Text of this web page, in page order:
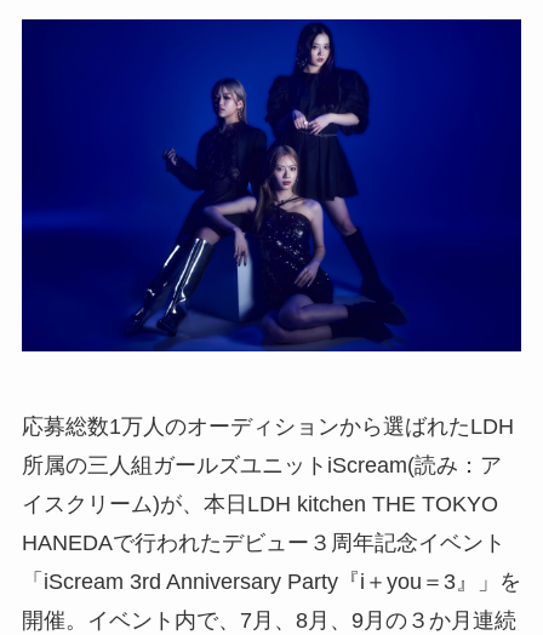
応募総数1万人のオーディションから選ばれたLDH
所属の三人組ガールズユニットiScream(読み：ア
イスクリーム)が、本日LDH kitchen THE TOKYO
HANEDAで行われたデビュー３周年記念イベント
「iScream 3rd Anniversary Party『i＋you＝3』」を
開催。イベント内で、7月、8月、9月の３か月連続